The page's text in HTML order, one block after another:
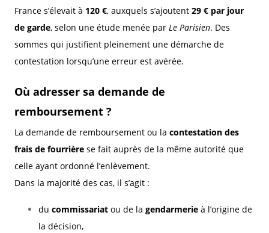
France s’élevait à 120 €, auxquels s’ajoutent 29 € par jour
de garde, selon une étude menée par Le Parisien. Des
sommes qui justifient pleinement une démarche de
contestation lorsqu’une erreur est avérée.
Où adresser sa demande de
remboursement ?
La demande de remboursement ou la contestation des
frais de fourrière se fait auprès de la même autorité que
celle ayant ordonné l’enlèvement.
Dans la majorité des cas, il s’agit :
du commissariat ou de la gendarmerie à l’origine de
la décision,